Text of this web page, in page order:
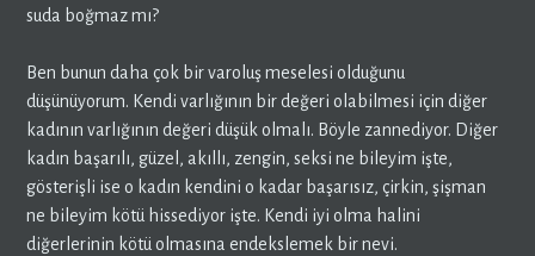
suda boğmaz mı?
Ben bunun daha çok bir varoluş meselesi olduğunu
düşünüyorum. Kendi varlığının bir değeri olabilmesi için diğer
kadının varlığının değeri düşük olmalı. Böyle zannediyor. Diğer
kadın başarılı, güzel, akıllı, zengin, seksi ne bileyim işte,
gösterişli ise o kadın kendini o kadar başarısız, çirkin, şişman
ne bileyim kötü hissediyor işte. Kendi iyi olma halini
diğerlerinin kötü olmasına endekslemek bir nevi.